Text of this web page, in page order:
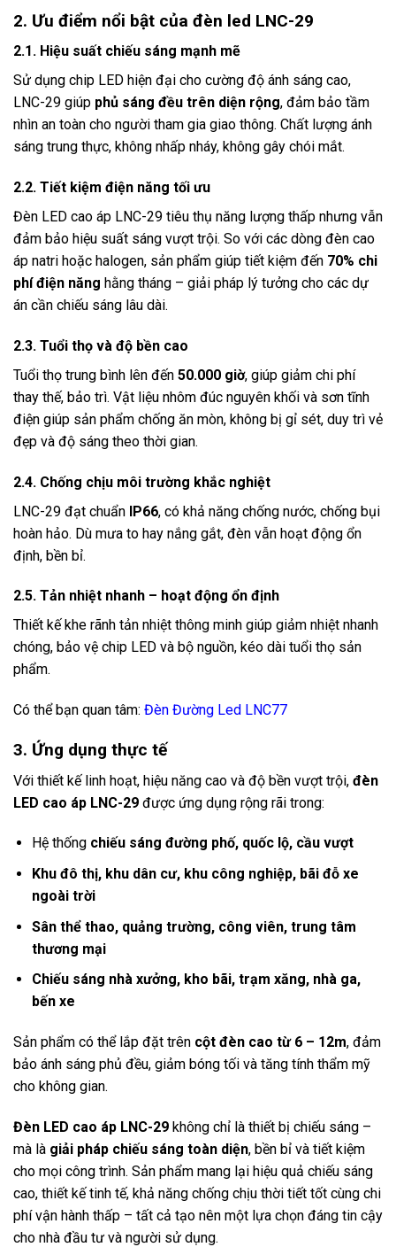
2. Ưu điểm nổi bật của đèn led LNC-29
2.1. Hiệu suất chiếu sáng mạnh mẽ
Sử dụng chip LED hiện đại cho cường độ ánh sáng cao,
LNC-29 giúp phủ sáng đều trên diện rộng, đảm bảo tầm
nhìn an toàn cho người tham gia giao thông. Chất lượng ánh
sáng trung thực, không nhấp nháy, không gây chói mắt.
2.2. Tiết kiệm điện năng tối ưu
Đèn LED cao áp LNC-29 tiêu thụ năng lượng thấp nhưng vẫn
đảm bảo hiệu suất sáng vượt trội. So với các dòng đèn cao
áp natri hoặc halogen, sản phẩm giúp tiết kiệm đến 70% chi
phí điện năng hằng tháng – giải pháp lý tưởng cho các dự
án cần chiếu sáng lâu dài.
2.3. Tuổi thọ và độ bền cao
Tuổi thọ trung bình lên đến 50.000 giờ, giúp giảm chi phí
thay thế, bảo trì. Vật liệu nhôm đúc nguyên khối và sơn tĩnh
điện giúp sản phẩm chống ăn mòn, không bị gỉ sét, duy trì vẻ
đẹp và độ sáng theo thời gian.
2.4. Chống chịu môi trường khắc nghiệt
LNC-29 đạt chuẩn IP66, có khả năng chống nước, chống bụi
hoàn hảo. Dù mưa to hay nắng gắt, đèn vẫn hoạt động ổn
định, bền bỉ.
2.5. Tản nhiệt nhanh – hoạt động ổn định
Thiết kế khe rãnh tản nhiệt thông minh giúp giảm nhiệt nhanh
chóng, bảo vệ chip LED và bộ nguồn, kéo dài tuổi thọ sản
phẩm.
Có thể bạn quan tâm: Đèn Đường Led LNC77
3. Ứng dụng thực tế
Với thiết kế linh hoạt, hiệu năng cao và độ bền vượt trội, đèn
LED cao áp LNC-29 được ứng dụng rộng rãi trong:
Hệ thống chiếu sáng đường phố, quốc lộ, cầu vượt
Khu đô thị, khu dân cư, khu công nghiệp, bãi đỗ xe
ngoài trời
Sân thể thao, quảng trường, công viên, trung tâm
thương mại
Chiếu sáng nhà xưởng, kho bãi, trạm xăng, nhà ga,
bến xe
Sản phẩm có thể lắp đặt trên cột đèn cao từ 6 – 12m, đảm
bảo ánh sáng phủ đều, giảm bóng tối và tăng tính thẩm mỹ
cho không gian.
Đèn LED cao áp LNC-29 không chỉ là thiết bị chiếu sáng –
mà là giải pháp chiếu sáng toàn diện, bền bỉ và tiết kiệm
cho mọi công trình. Sản phẩm mang lại hiệu quả chiếu sáng
cao, thiết kế tinh tế, khả năng chống chịu thời tiết tốt cùng chi
phí vận hành thấp – tất cả tạo nên một lựa chọn đáng tin cậy
cho nhà đầu tư và người sử dụng.